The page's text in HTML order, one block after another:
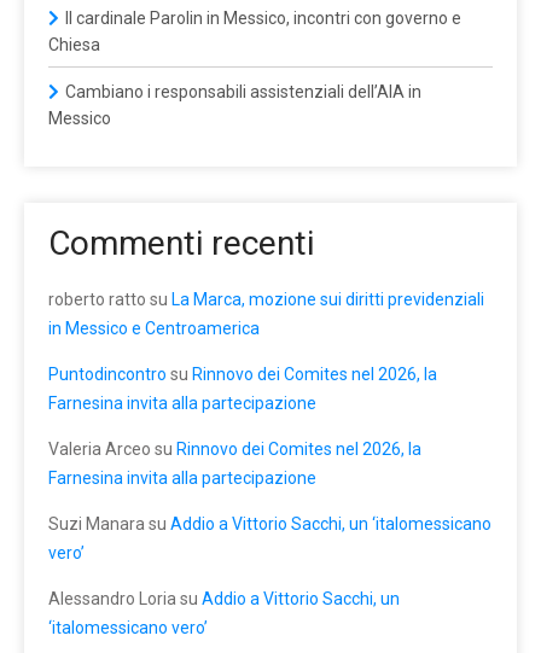
Il cardinale Parolin in Messico, incontri con governo e
Chiesa
Cambiano i responsabili assistenziali dell’AIA in
Messico
Commenti recenti
roberto ratto su La Marca, mozione sui diritti previdenziali
in Messico e Centroamerica
Puntodincontro su Rinnovo dei Comites nel 2026, la
Farnesina invita alla partecipazione
Valeria Arceo su Rinnovo dei Comites nel 2026, la
Farnesina invita alla partecipazione
Suzi Manara su Addio a Vittorio Sacchi, un ‘italomessicano
vero’
Alessandro Loria su Addio a Vittorio Sacchi, un
‘italomessicano vero’